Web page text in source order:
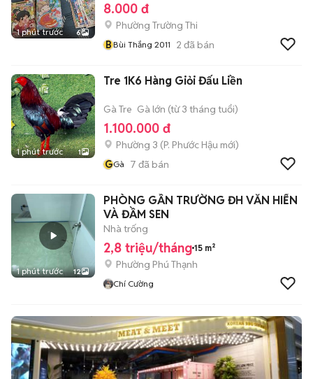
1 phút trước 6
8.000 đ
Phường Trường Thi
BBùi Thắng 2011 2 đã bán
1 phút trước 1
Tre 1K6 Hàng Giỏi Đấu Liền
Gà Tre Gà lớn (từ 3 tháng tuổi)
1.100.000 đ
Phường 3 (P. Phước Hậu mới)
GGà 7 đã bán
1 phút trước 12
PHÒNG GẦN TRƯỜNG ĐH VĂN HIẾN
VÀ ĐẦM SEN
Nhà trống
2,8 triệu/tháng 15 m²
Phường Phú Thạnh
Chí Cường